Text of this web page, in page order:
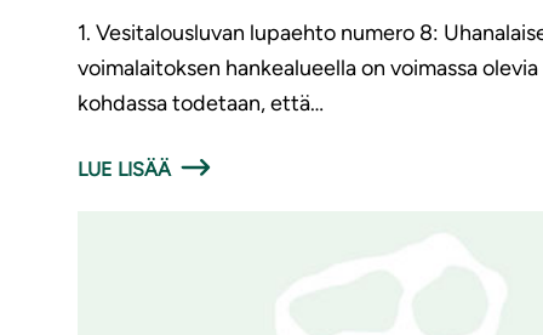
1. Vesitalousluvan lupaehto numero 8:
voimalaitoksen hankealueella on voimassa
kohdassa todetaan, että…
LUE LISÄÄ